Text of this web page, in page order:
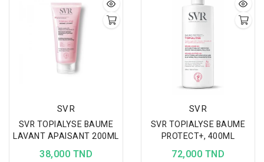
un effet frais immédiat.
SVR
SVR TOPIALYSE BAUME
LAVANT APAISANT 200ML
38,000 TND
SVR
SVR TOPIALYSE BAUME
PROTECT+, 400ML
72,000 TND